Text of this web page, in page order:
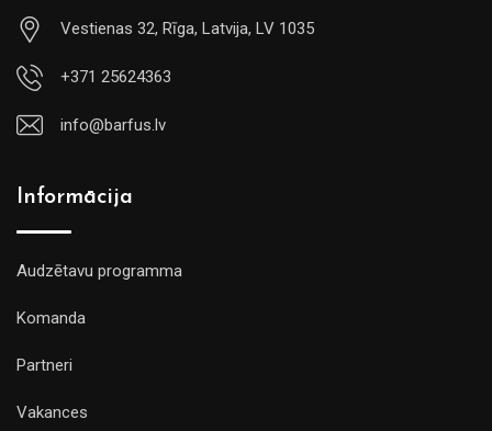
Vestienas 32, Rīga, Latvija, LV 1035
+371 25624363
info@barfus.lv
Informācija
Audzētavu programma
Komanda
Partneri
Vakances